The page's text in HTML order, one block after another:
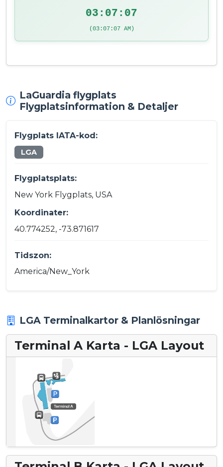
03:07:07
(03:07:07 AM)
LaGuardia flygplats
Flygplatsinformation & Detaljer
Flygplats IATA-kod:
LGA
Flygplatsplats:
New York Flygplats, USA
Koordinater:
40.774252, -73.871617
Tidszon:
America/New_York
LGA Terminalkartor & Planlösningar
Terminal A Karta - LGA Layout